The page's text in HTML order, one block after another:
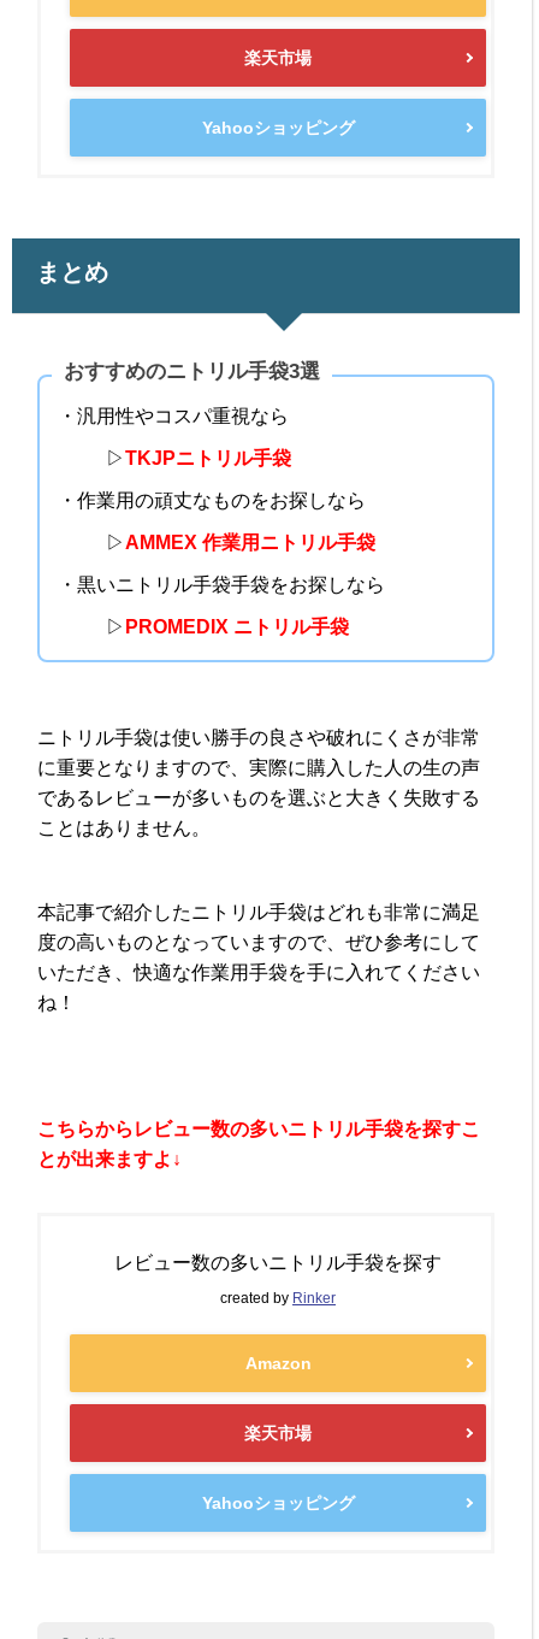
楽天市場
Yahooショッピング
まとめ
おすすめのニトリル手袋3選
・汎用性やコスパ重視なら
▷TKJPニトリル手袋
・作業用の頑丈なものをお探しなら
▷AMMEX 作業用ニトリル手袋
・黒いニトリル手袋手袋をお探しなら
▷ PROMEDIX ニトリル手袋
ニトリル手袋は使い勝手の良さや破れにくさが非常
に重要となりますので、実際に購入した人の生の声
であるレビューが多いものを選ぶと大きく失敗する
ことはありません。
本記事で紹介したニトリル手袋はどれも非常に満足
度の高いものとなっていますので、ぜひ参考にして
いただき、快適な作業用手袋を手に入れてください
ね！
こちらからレビュー数の多いニトリル手袋を探すこ
とが出来ますよ↓
レビュー数の多いニトリル手袋を探す
created by Rinker
Amazon
楽天市場
Yahooショッピング